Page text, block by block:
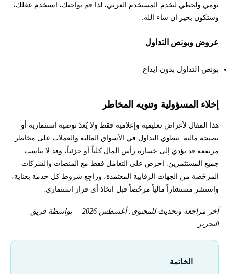
يومي ولحظي لنخدم المستخدم العربي، لذا قم بواجبك، استخدم عقلك،
وستكون بخير ان شاء الله.
عروض وبونص التداول
بونص التداول بدون إيداع
إخلاء المسؤولية وتنويه المخاطر
هذا المقال لأغراض تعليمية وإعلامية فقط ولا يُعدّ توصية استثمارية أو
نصيحة مالية. ينطوي التداول في الأسواق المالية والعملات على مخاطر
مرتفعة قد تؤدي إلى خسارة رأس المال كلياً أو جزئياً، وقد لا يناسب
جميع المستثمرين. احرص على التعامل فقط مع المنصات والشركات
المرخّصة من الجهات الرقابية المعتمدة، وراجِع شروط كل خدمة بعناية،
واستشر مستشاراً مالياً مرخّصاً قبل اتخاذ أي قرار استثماري.
آخر مراجعة وتحديث للمحتوى: أغسطس 2026 — بواسطة فريق
التحرير.
الخاتمة